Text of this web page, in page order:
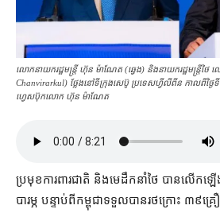
លោក​នាយករដ្ឋមន្ត្រី ហ៊ុន ម៉ាណែត (ឆ្វេង) និង​នាយករដ្ឋមន្ត្រី​ថៃ
Chanvirarkul) ថ្លែង​នៅ​ទីក្រុង​សេប៊ូ ប្រទេស​ហ្វីលីពីន កាលពីថ្ងៃ
ហ្វេសប៊ុក​លោក ហ៊ុន ម៉ាណែត
ប្រមុខ​ការពារ​ជាតិ និង​មេដឹកនាំ​ថៃ បាន​លើកឡើ
បារម្ភ បន្ទាប់ពី​កម្ពុជា​ទទួល​បាន​រថក្រោះ ៣៩​